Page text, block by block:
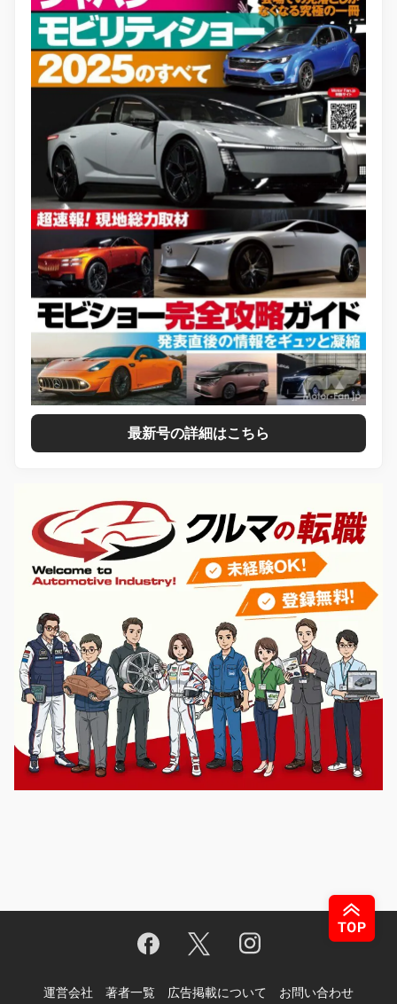
最新号の詳細はこちら
運営会社 著者一覧 広告掲載について お問い合わせ